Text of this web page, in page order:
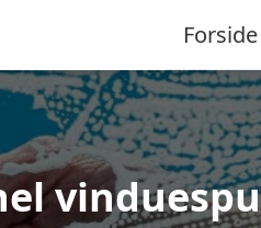
Forside